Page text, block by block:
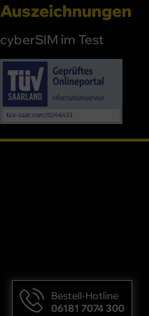
Auszeichnungen
cyberSIM im Test
Bestell-Hotline
06181 7074 300